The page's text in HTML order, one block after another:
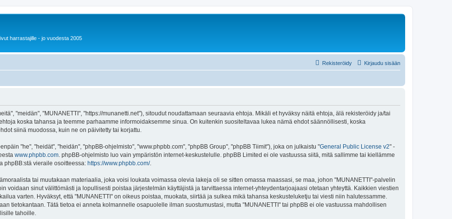
harrastajille - jo vuodesta 2005
Kirjaudu sisään
Rekisteröidy
"meidän", "MUNANETTI", "https://munanetti.net"), sitoudut noudattamaan seuraavia ehtoja. Mikäli et hyväksy näitä ehtoja, älä rekisteröidy ja/tai
koska tahansa ja teemme parhaamme informoidaksemme sinua. On kuitenkin suositeltavaa lukea nämä ehdot säännöllisesti, koska
siinä muodossa, kuin ne on päivitetty tai korjattu.
"he", "heidät", "heidän", "phpBB-ohjelmisto", "www.phpbb.com", "phpBB Group", "phpBB Tiimit"), joka on julkaistu "General Public License v2" -
www.phpbb.com . phpBB-ohjelmisto luo vain ympäristön internet-keskustelulle. phpBB Limited ei ole vastuussa siitä, mitä sallimme tai kiellämme
phpBB:stä vieraile osoitteessa: https://www.phpbb.com/.
tai muutakaan materiaalia, joka voisi loukata voimassa olevia lakeja oli se sitten omassa maassasi, se maa, johon "MUNANETTI"-palvelin
voidaan sinut välittömästi ja lopullisesti poistaa järjestelmän käyttäjistä ja tarvittaessa internet-yhteydentarjoajaasi otetaan yhteyttä. Kaikkien viestien
varten. Hyväksyt, että "MUNANETTI" on oikeus poistaa, muokata, siirtää ja sulkea mikä tahansa keskusteluketju tai viesti niin halutessamme.
tietokantaan. Tätä tietoa ei anneta kolmannelle osapuolelle ilman suostumustasi, mutta "MUNANETTI" tai phpBB ei ole vastuussa mahdollisen
tahoille.